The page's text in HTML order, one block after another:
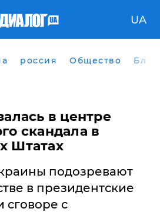
UA
россия Общество
в центре
скандала в
Штатах
подозревают
в президентские
сговоре с